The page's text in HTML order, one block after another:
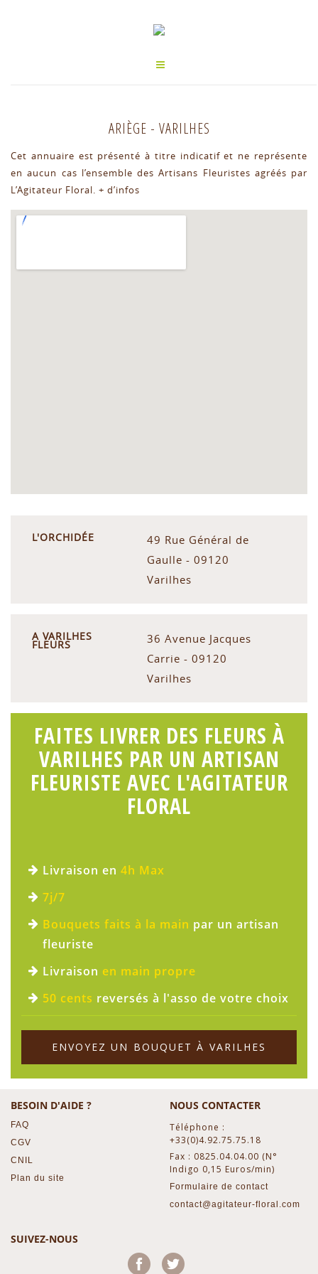
ARIÈGE - VARILHES
Cet annuaire est présenté à titre indicatif et ne représente
en aucun cas l’ensemble des Artisans Fleuristes agréés par
L’Agitateur Floral. + d’infos
L'ORCHIDÉE
49 Rue Général de
Gaulle - 09120
Varilhes
A VARILHES
FLEURS
36 Avenue Jacques
Carrie - 09120
Varilhes
FAITES LIVRER DES FLEURS À
VARILHES PAR UN ARTISAN
FLEURISTE AVEC L'AGITATEUR
FLORAL
Livraison en 4h Max
7j/7
Bouquets faits à la main par un artisan
fleuriste
Livraison en main propre
50 cents reversés à l'asso de votre choix
ENVOYEZ UN BOUQUET À VARILHES
BESOIN D'AIDE ?
FAQ
CGV
CNIL
Plan du site
NOUS CONTACTER
Téléphone :
+33(0)4.92.75.75.18
Fax : 0825.04.04.00 (N°
Indigo 0,15 Euros/min)
Formulaire de contact
contact@agitateur-floral.com
SUIVEZ-NOUS
Facebook